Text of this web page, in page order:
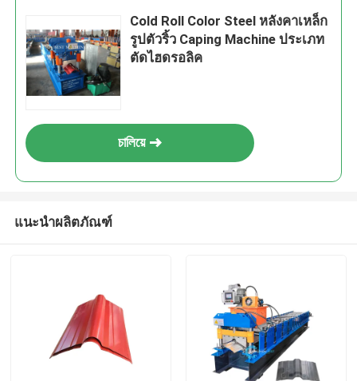
Cold Roll Color Steel หลังคาเหล็ก
รูปตัวริ้ว Caping Machine ประเภท
ตัดไฮดรอลิค
চালিয়ে
แนะนำผลิตภัณฑ์